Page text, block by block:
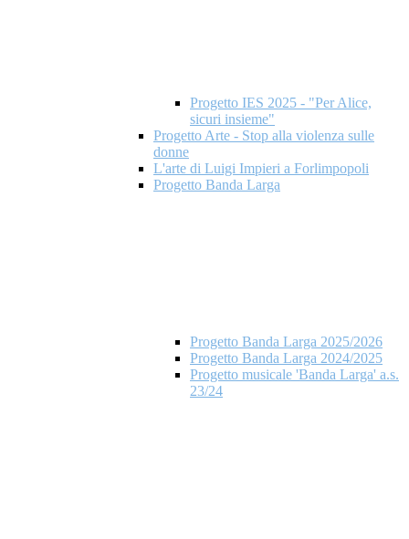
Progetto IES 2025 - "Per Alice,
sicuri insieme"
Progetto Arte - Stop alla violenza sulle
donne
L'arte di Luigi Impieri a Forlimpopoli
Progetto Banda Larga
Progetto Banda Larga 2025/2026
Progetto Banda Larga 2024/2025
Progetto musicale 'Banda Larga' a.s.
23/24